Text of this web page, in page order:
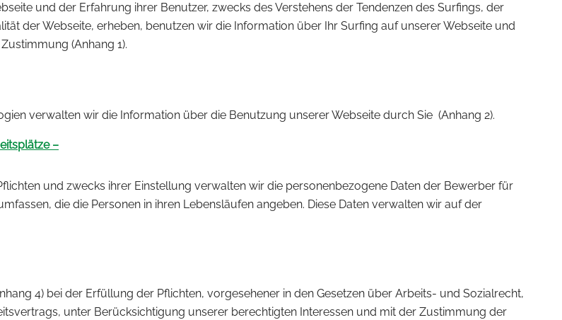
und der Erfahrung ihrer Benutzer, zwecks des Verstehens der Tendenzen des Surfings, der
der Webseite, erheben, benutzen wir die Information über Ihr Surfing auf unserer Webseite und
(Anhang 1).
verwalten wir die Information über die Benutzung unserer Webseite durch Sie (Anhang 2).
–
und zwecks ihrer Einstellung verwalten wir die personenbezogene Daten der Bewerber für
die die Personen in ihren Lebensläufen angeben. Diese Daten verwalten wir auf der
4) bei der Erfüllung der Pflichten, vorgesehener in den Gesetzen über Arbeits- und Sozialrecht,
unter Berücksichtigung unserer berechtigten Interessen und mit der Zustimmung der